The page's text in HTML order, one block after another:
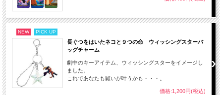
NEW PICK UP
長ぐつをはいたネコと９つの命 ウィッシングスターバ
ッグチャーム
劇中のキーアイテム、ウィッシングスターをイメージし
ました。
これであなたも願いが叶うかも・・・。
価格:1,200円(税込)